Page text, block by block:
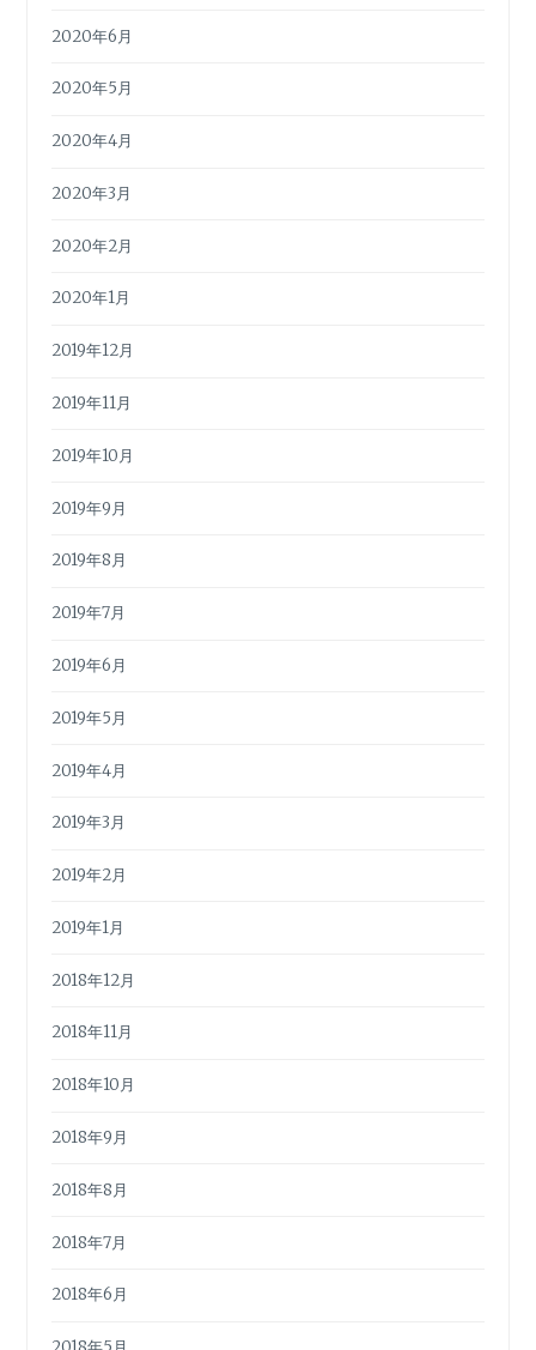
2020年6月
2020年5月
2020年4月
2020年3月
2020年2月
2020年1月
2019年12月
2019年11月
2019年10月
2019年9月
2019年8月
2019年7月
2019年6月
2019年5月
2019年4月
2019年3月
2019年2月
2019年1月
2018年12月
2018年11月
2018年10月
2018年9月
2018年8月
2018年7月
2018年6月